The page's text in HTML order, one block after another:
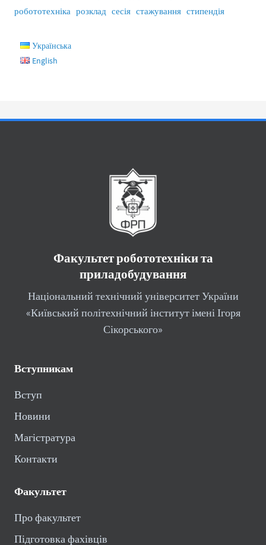
робототехніка розклад сесія стажування стипендія
Українська
English
Факультет робототехніки та
приладобудування
Національний технічний університет України
«Київський політехнічний інститут імені Ігоря
Сікорського»
Вступникам
Вступ
Новини
Магістратура
Контакти
Факультет
Про факультет
Підготовка фахівців